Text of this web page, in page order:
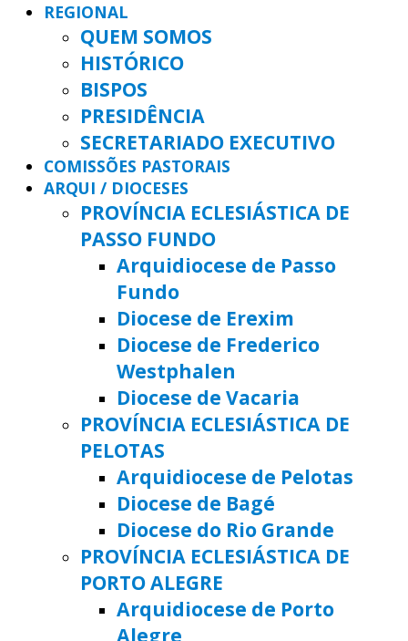
REGIONAL
QUEM SOMOS
HISTÓRICO
BISPOS
PRESIDÊNCIA
SECRETARIADO EXECUTIVO
COMISSÕES PASTORAIS
ARQUI / DIOCESES
PROVÍNCIA ECLESIÁSTICA DE
PASSO FUNDO
Arquidiocese de Passo
Fundo
Diocese de Erexim
Diocese de Frederico
Westphalen
Diocese de Vacaria
PROVÍNCIA ECLESIÁSTICA DE
PELOTAS
Arquidiocese de Pelotas
Diocese de Bagé
Diocese do Rio Grande
PROVÍNCIA ECLESIÁSTICA DE
PORTO ALEGRE
Arquidiocese de Porto
Alegre